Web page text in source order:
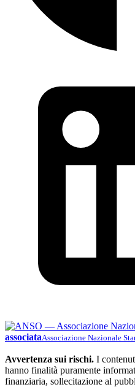
associataAssociazione Nazionale
Avvertenza sui rischi. I
hanno finalità puramente
finanziaria, sollecitazione al